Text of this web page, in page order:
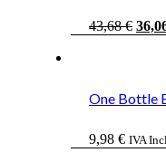
43,68€ El
One Bottle
9,98 € IVA Incl.